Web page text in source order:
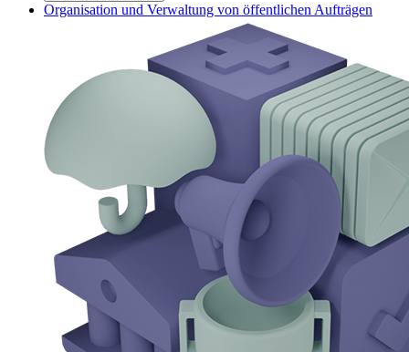
Organisation und Verwaltung von öffentlichen Aufträgen